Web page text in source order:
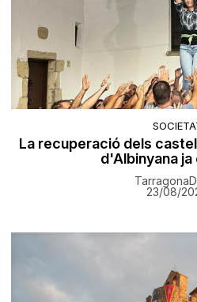
La recuperació dels
d'Albinyana
23/08/